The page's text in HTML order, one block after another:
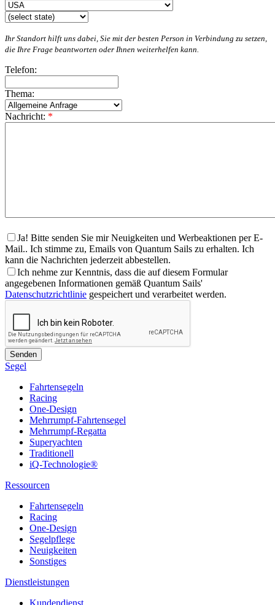
Ihr Standort hilft uns dabei, Sie mit der besten Person in Verbindung zu setzen,
die Ihre Frage beantworten oder Ihnen weiterhelfen kann.
Telefon:
Thema:
Nachricht: *
Ja! Bitte senden Sie mir Neuigkeiten und Werbeaktionen per E-
Mail.. Ich stimme zu, Emails von Quantum Sails zu erhalten. Ich
kann die Nachrichten jederzeit abbestellen.
Ich nehme zur Kenntnis, dass die auf diesem Formular
angegebenen Informationen gemäß Quantum Sails'
Datenschutzrichtlinie gespeichert und verarbeitet werden.
Segel
Fahrtensegeln
Racing
One-Design
Mehrrumpf-Fahrtensegel
Mehrrumpf-Regatta
Superyachten
Traditionell
iQ-Technologie®
Ressourcen
Fahrtensegeln
Racing
One-Design
Segelpflege
Neuigkeiten
Sonstiges
Dienstleistungen